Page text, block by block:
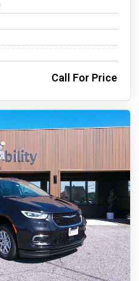
Call For Price